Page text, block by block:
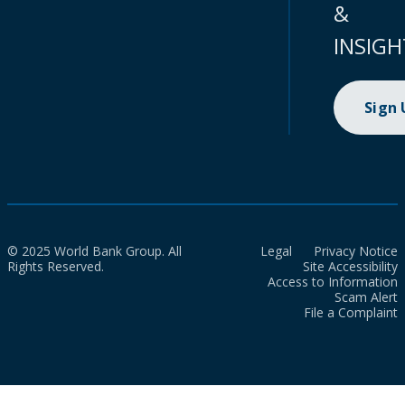
&
Sign
© 2025 World Bank Group. All
Rights Reserved.
Legal
Privacy Notice
Site Accessibility
Access to Information
Scam Alert
File a Complaint